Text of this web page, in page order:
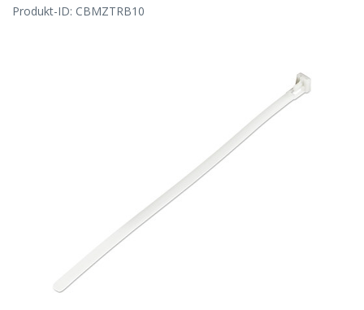
Produkt-ID: CBMZTRB10